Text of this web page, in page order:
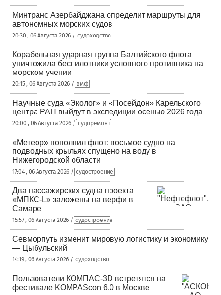
Минтранс Азербайджана определит маршруты для
автономных морских судов
20:30 , 06 Августа 2026 / судоходство
Корабельная ударная группа Балтийского флота
уничтожила беспилотники условного противника на
морском учении
20:15 , 06 Августа 2026 / вмф
Научные суда «Эколог» и «Посейдон» Карельского
центра РАН выйдут в экспедиции осенью 2026 года
20:00 , 06 Августа 2026 / судоремонт
«Метеор» пополнил флот: восьмое судно на
подводных крыльях спущено на воду в
Нижегородской области
17:04 , 06 Августа 2026 / судостроение
Два пассажирских судна проекта
«МПКС-L» заложены на верфи в
Самаре
15:57 , 06 Августа 2026 / судостроение
Севморпуть изменит мировую логистику и экономику
— Цыбульский
14:19 , 06 Августа 2026 / судоходство
Пользователи КОМПАС-3D встретятся на
фестивале KOMPAScon 6.0 в Москве